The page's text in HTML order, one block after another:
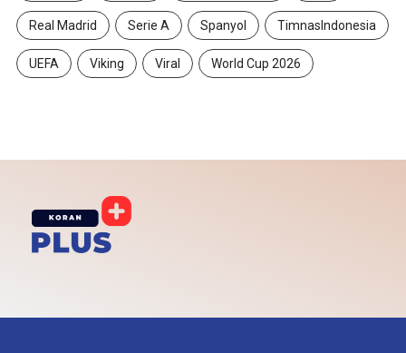
Real Madrid Serie A Spanyol TimnasIndonesia
UEFA Viking Viral World Cup 2026